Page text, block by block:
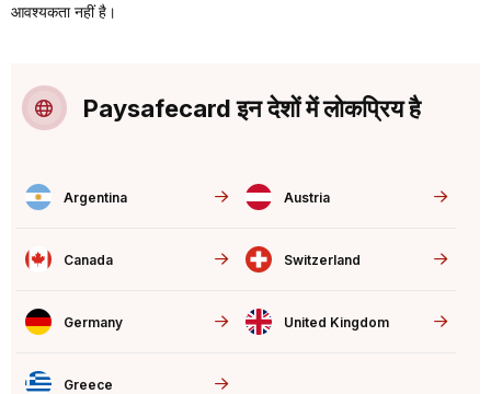
आवश्यकता नहीं है।
Paysafecard इन देशों में लोकप्रिय है
Argentina Austria
Canada Switzerland
Germany United Kingdom
Greece